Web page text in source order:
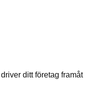
ditt företag framåt